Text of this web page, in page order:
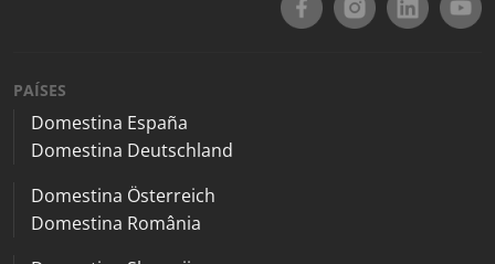
PAÍSES
Domestina España
Domestina Deutschland
Domestina Österreich
Domestina România